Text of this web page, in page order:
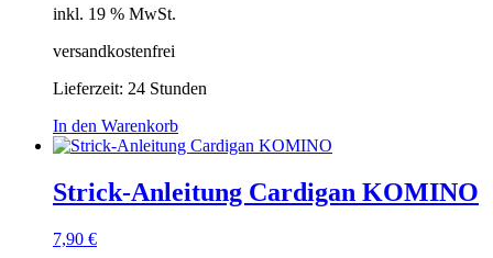
inkl. 19 % MwSt.
versandkostenfrei
Lieferzeit: 24 Stunden
In den Warenkorb
Strick-Anleitung Cardigan KOMINO
7,90 €